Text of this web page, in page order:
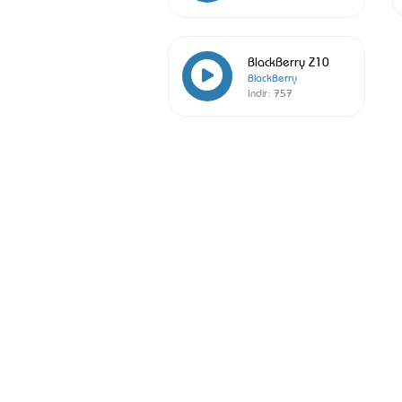
BlackBerry Z10
BlackBerry
İndir: 757